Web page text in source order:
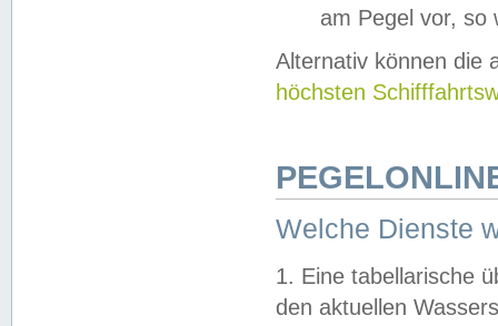
am Pegel vor,
Alternativ können die
höchsten
Welche Dienste
1. Eine tabellarische
den aktuellen